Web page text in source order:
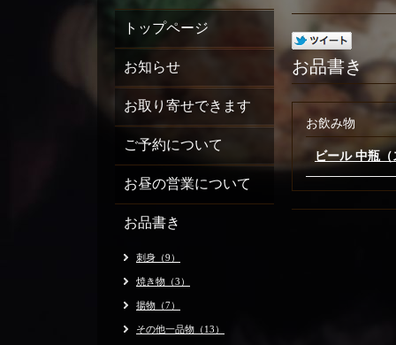
お品書き
お飲み物
ビール 中瓶
トップページ
お知らせ
お取り寄せできます
ご予約について
お昼の営業について
お品書き
刺身（9）
焼き物（3）
揚物（7）
その他一品物（13）